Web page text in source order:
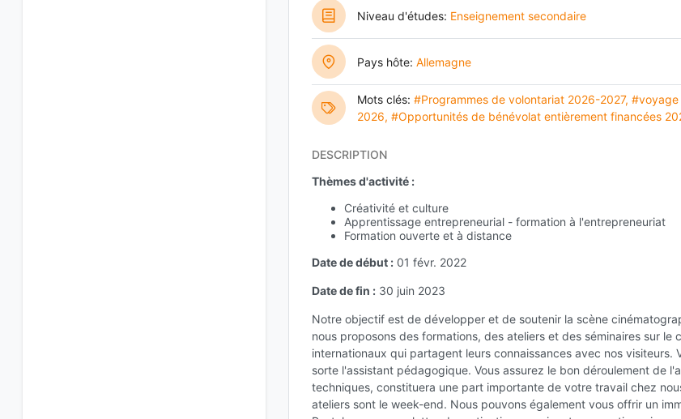
Niveau d'études: Enseignement secondaire
Pays hôte: Allemagne
Mots clés: #Programmes de volontariat 2026-2027, #voyage
2026, #Opportunités de bénévolat entièrement financées
DESCRIPTION
Thèmes d'activité :
Créativité et culture
Apprentissage entrepreneurial - formation à l'entrepreneuriat
Formation ouverte et à distance
Date de début : 01 févr. 2022
Date de fin : 30 juin 2023
Notre objectif est de développer et de soutenir la scène
nous proposons des formations, des ateliers et des séminaires sur
internationaux qui partagent leurs connaissances avec nos
sorte l'assistant pédagogique. Vous assurez le bon déroulement de
techniques, constituera une part importante de votre travail chez
ateliers sont le week-end. Nous pouvons également vous offrir un